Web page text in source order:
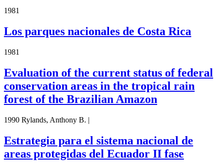
1981
Los parques nacionales de Costa Rica
1981
Evaluation of the current status of federal
conservation areas in the tropical rain
forest of the Brazilian Amazon
1990 Rylands, Anthony B. |
Estrategia para el sistema nacional de
areas protegidas del Ecuador II fase